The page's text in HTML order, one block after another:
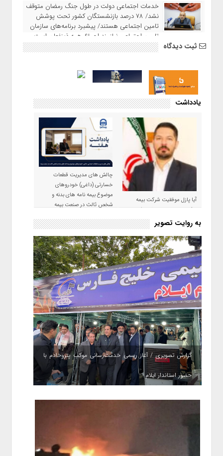
خدمات اجتماعی دولت در طول جنگ رمضان متوقف
نشد/ ۷۸ درصد بازنشستگان کشور تحت پوشش
تامین اجتماعی هستند/ پیشبرد برنامه‌های سازمان
تامین اجتماعی نیازمند اجماع همه ذینفعان است
ثبت دیدگاه
یادداشت
آیا پازل موفقیت شرکت بیمه
حکمت صبا در سال ۱۴۰۵ کامل می
شود؟!
چالش های مدیریت قطعات
خسارتی (داغی) خودروهای
موضوع بیمه نامه های بدنه و
شخص ثالث در صنعت بیمه
به روایت تصویر
گزارش تصویری / آغاز رسمی خدمت‌رسانی موکب پتروخادم با
حضور استاندار ایلام